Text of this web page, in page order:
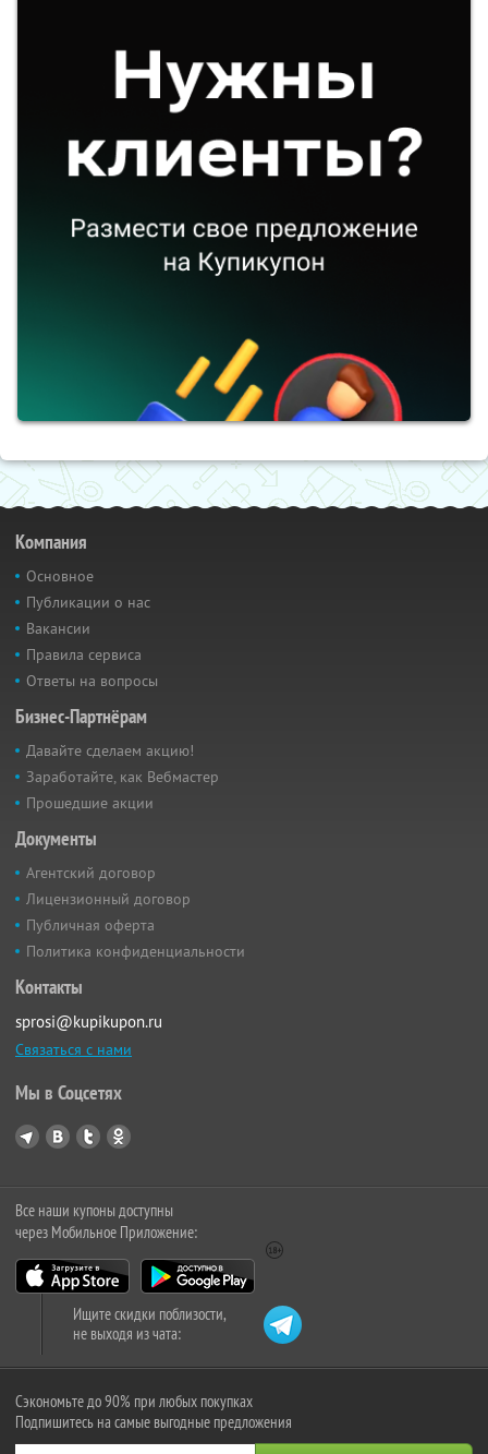
Компания
Основное
Публикации о нас
Вакансии
Правила сервиса
Ответы на вопросы
Бизнес-Партнёрам
Давайте сделаем акцию!
Заработайте, как Вебмастер
Прошедшие акции
Документы
Агентский договор
Лицензионный договор
Публичная оферта
Политика конфиденциальности
Контакты
sprosi@kupikupon.ru
Связаться с нами
Мы в Соцсетях
Все наши купоны доступны
через Мобильное Приложение:
Ищите скидки поблизости,
не выходя из чата:
Сэкономьте до 90% при любых покупках
Подпишитесь на самые выгодные предложения